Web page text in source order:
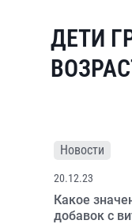
ДЕТИ
Новости
20.12.23
Какое
добавок с